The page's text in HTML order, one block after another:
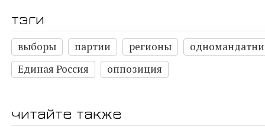
тэги
выборы партии регионы
Единая Россия
оппозиция
читайте также